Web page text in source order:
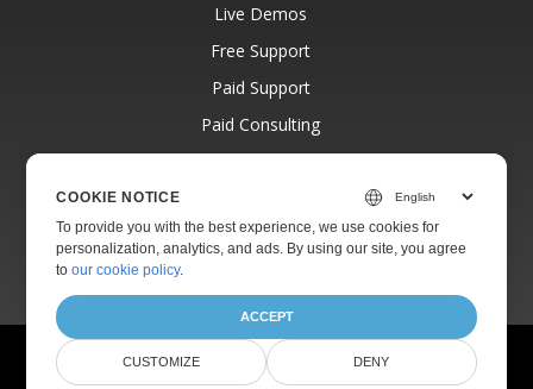
Live Demos
Free Support
Paid Support
Paid Consulting
Blog
About
© Aspose Pty Ltd 2001-2026.
All Rights Reserved.
Terms of use
COOKIE NOTICE
To provide you with the best experience, we use cookies for
personalization, analytics, and ads. By using our site, you agree
toour cookie policy.
ACCEPT
CUSTOMIZE DENY